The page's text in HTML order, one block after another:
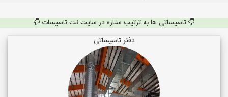
تاسیساتی ها به ترتیب ستاره در سایت نت تاسیسات
دفتر تاسیساتی